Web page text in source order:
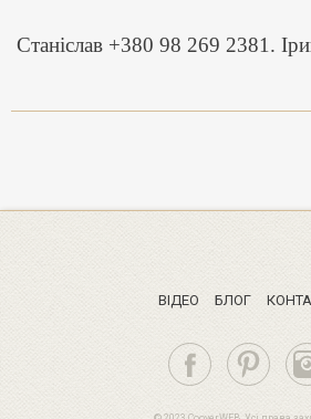
Станіслав +380 98 269 2381.
ВIДЕО БЛОГ